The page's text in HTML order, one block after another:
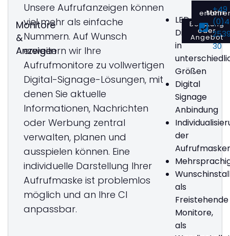
Monitore
&
Anzeigen
Unsere Aufrufanzeigen können
viel mehr als einfache
Nummern. Auf Wunsch
erweitern wir Ihre
Aufrufmonitore zu vollwertigen
Digital-Signage-Lösungen, mit
denen Sie aktuelle
Informationen, Nachrichten
oder Werbung zentral
verwalten, planen und
ausspielen können. Eine
individuelle Darstellung Ihrer
Aufrufmaske ist problemlos
möglich und an Ihre CI
anpassbar.
LED-
Displays
in
Größen
Digital
Signage
Anbindung
der
als
Freistehende
Monitore,
als
Beratung
oder
Angebot
Mehr+49
30